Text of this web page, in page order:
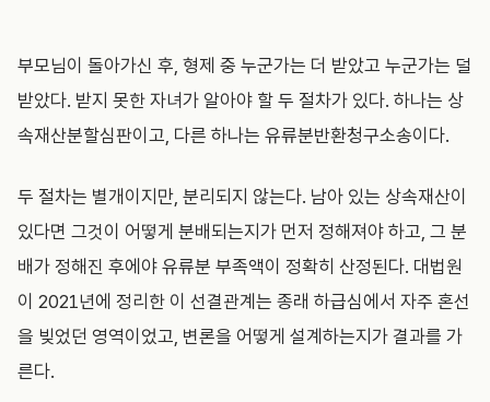
부모님이 돌아가신 후, 형제 중 누군가는 더 받았고 누군가는 덜
받았다. 받지 못한 자녀가 알아야 할 두 절차가 있다. 하나는 상
속재산분할심판이고, 다른 하나는 유류분반환청구소송이다.
두 절차는 별개이지만, 분리되지 않는다. 남아 있는 상속재산이
있다면 그것이 어떻게 분배되는지가 먼저 정해져야 하고, 그 분
배가 정해진 후에야 유류분 부족액이 정확히 산정된다. 대법원
이 2021년에 정리한 이 선결관계는 종래 하급심에서 자주 혼선
을 빚었던 영역이었고, 변론을 어떻게 설계하는지가 결과를 가
른다.